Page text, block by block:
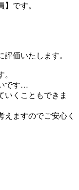
です。
価いたします。
です…
いくこともできま
えますのでご安心く